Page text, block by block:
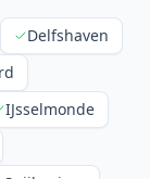
Delfshaven
IJsselmonde